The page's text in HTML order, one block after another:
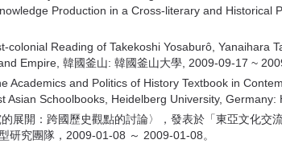
Production in a Cross-literary and Historical
colonial Reading of Takekoshi Yosaburô, Yanaihara
Empire, 韓國釜山: 韓國釜山大學, 2009-09-17 ~
Academics and Politics of History Textbook in
Schoolbooks, Heidelberg University,
展開：跨國歷史觀點的討論〉，發表於「東亞文化
究團隊，2009-01-08 ～ 2009-01-08。